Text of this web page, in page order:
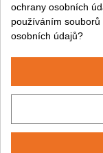
Sledujte nás na:
2024©
ochrany osobních
používáním
osobních údajů?